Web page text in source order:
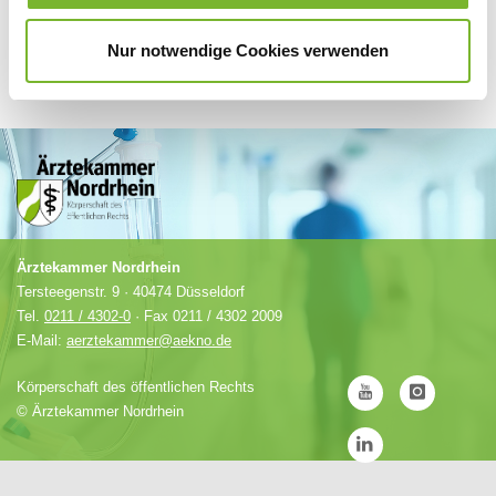
Nur notwendige Cookies verwenden
Ärztekammer Nordrhein
Tersteegenstr. 9 · 40474 Düsseldorf
Tel. 0211 / 4302-0 · Fax 0211 / 4302 2009
E-Mail: aerztekammer@aekno.de
Körperschaft des öffentlichen Rechts
© Ärztekammer Nordrhein